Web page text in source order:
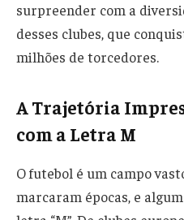
surpreender com a
desses clubes, que
milhões de torcedores.
A Trajetória
com a Letra M
O futebol é um campo
marcaram épocas, e